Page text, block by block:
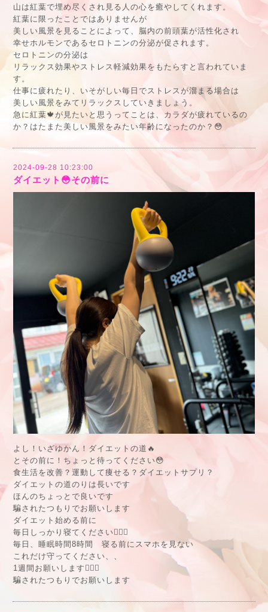
山は紅葉で埋め尽くされ見る人の心を癒やしてくれます。
紅葉に限ったことではありませんが
美しい風景を見ることによって、脳内の前頭葉が活性化され
幸せホルモンであるセロトニンの分泌が促されます。
セロトニンの分泌は
リラックス効果やストレス軽減効果をもたらすと言われていま
す。
仕事に疲れたり、いそがしい毎日でストレスが溜まる場合は
美しい風景をみてリラックスしていきましょう。
急に紅葉🍁が見たいと思うってことは、カラダが疲れているの
か？はたまた美しい風景をみたい年齢になったのか？😳
2024-09-28 10:23:00
ダイエット😳その前に
よし！いざゆかん！ダイエットの道🔥
とその前に！ちょっと待ってください😳
食生活を改善？運動して痩せる？ダイエットサプリ？
ダイエットの道のりは長いです
ほんのちょっとで良いです
騙されたつもりでお願いします
ダイエット始める前に
毎日しっかり寝てください🙇🏻‍♂️
毎日、睡眠時間8時間 寝る前にスマホを見ない
これだけ守ってください、、
1週間お願いします🙇🏻‍♂️
騙されたつもりでお願いします